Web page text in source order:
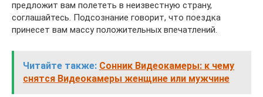
предложит вам полететь в неизвестную страну,
соглашайтесь. Подсознание говорит, что поездка
принесет вам массу положительных впечатлений.
Читайте также: Сонник Видеокамеры: к чему
снятся Видеокамеры женщине или мужчине